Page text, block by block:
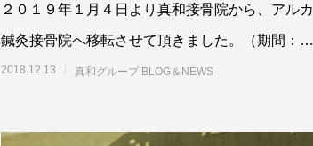
２０１９年１月４日より真和接骨院から、アルカ
鍼灸接骨院へ移転させて頂きました。（期間：
2019年１月4日～10月31日）&nbs
2018.12.13 真和グループ BLOG＆NEWS